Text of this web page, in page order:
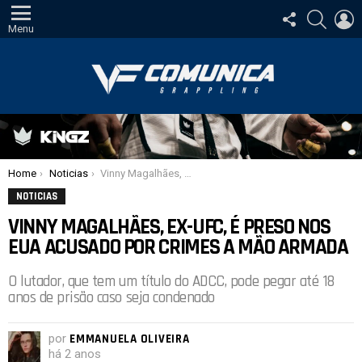
Menu
SIGA-
NOS
Você está aqui:
Home Noticias Vinny Magalhães, ex-UFC, é preso nos EUA acusado por crimes a mão armada
NOTICIAS
VINNY MAGALHÃES, EX-UFC, É PRESO NOS
EUA ACUSADO POR CRIMES A MÃO ARMADA
O lutador, que tem um título do ADCC, pode pegar até 18
anos de prisão caso seja condenado
por EMMANUELA OLIVEIRA
há 2 anos